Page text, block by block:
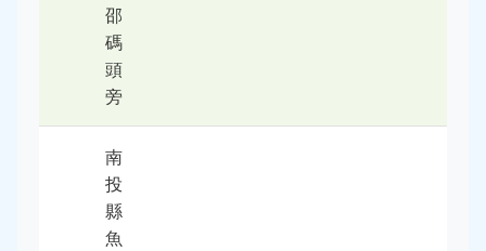
邵
碼
頭
旁
南
投
縣
魚